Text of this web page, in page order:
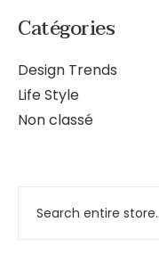
Catégories
Design Trends
Life Style
Non classé